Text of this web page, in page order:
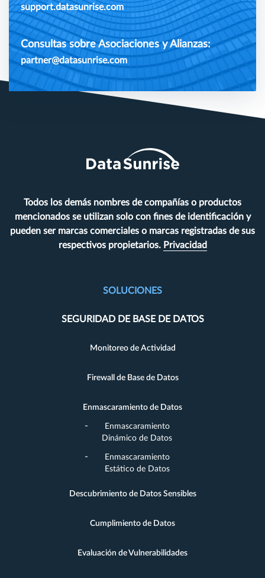
support.datasunrise.com
Consultas sobre Asociaciones y Alianzas:
partner@datasunrise.com
Todos los demás nombres de compañías o productos
mencionados se utilizan solo con fines de identificación y
pueden ser marcas comerciales o marcas registradas de sus
respectivos propietarios. Privacidad
SOLUCIONES
SEGURIDAD DE BASE DE DATOS
Monitoreo de Actividad
Firewall de Base de Datos
Enmascaramiento de Datos
Enmascaramiento
Dinámico de Datos
Enmascaramiento
Estático de Datos
Descubrimiento de Datos Sensibles
Cumplimiento de Datos
Evaluación de Vulnerabilidades